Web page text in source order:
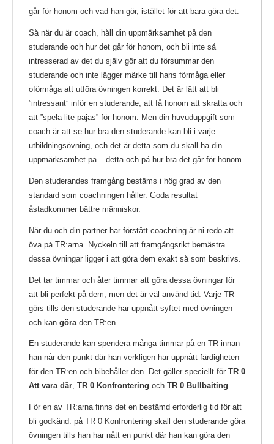
går för honom och vad han gör, istället för att bara göra det.
Så när du är coach, håll din uppmärksamhet på den
studerande och hur det går för honom, och bli inte så
intresserad av det du själv gör att du försummar den
studerande och inte lägger märke till hans förmåga eller
oförmåga att utföra övningen korrekt. Det är lätt att bli
”intressant” inför en studerande, att få honom att skratta och
att ”spela lite pajas” för honom. Men din huvuduppgift som
coach är att se hur bra den studerande kan bli i varje
utbildningsövning, och det är detta som du skall ha din
uppmärksamhet på – detta och på hur bra det går för honom.
Den studerandes framgång bestäms i hög grad av den
standard som coachningen håller. Goda resultat
åstadkommer bättre människor.
När du och din partner har förstått coachning är ni redo att
öva på TR:arna. Nyckeln till att framgångsrikt bemästra
dessa övningar ligger i att göra dem exakt så som beskrivs.
Det tar timmar och åter timmar att göra dessa övningar för
att bli perfekt på dem, men det är väl använd tid. Varje TR
görs tills den studerande har uppnått syftet med övningen
och kan göra den TR:en.
En studerande kan spendera många timmar på en TR innan
han når den punkt där han verkligen har uppnått färdigheten
för den TR:en och bibehåller den. Det gäller speciellt för TR 0
Att vara där, TR 0 Konfrontering och TR 0 Bullbaiting.
För en av TR:arna finns det en bestämd erforderlig tid för att
bli godkänd: på TR 0 Konfrontering skall den studerande göra
övningen tills han har nått en punkt där han kan göra den